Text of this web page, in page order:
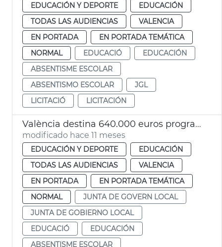
EDUCACIÓN Y DEPORTE
EDUCACIÓN
TODAS LAS AUDIENCIAS
VALENCIA
EN PORTADA
EN PORTADA TEMÁTICA
NORMAL
EDUCACIÓ
EDUCACIÓN
ABSENTISME ESCOLAR
ABSENTISMO ESCOLAR
JGL
LICITACIÓ
LICITACIÓN
València destina 640.000 euros programa contra absentismo escolar
modificado hace 11 meses
EDUCACIÓN Y DEPORTE
EDUCACIÓN
TODAS LAS AUDIENCIAS
VALENCIA
EN PORTADA
EN PORTADA TEMÁTICA
NORMAL
JUNTA DE GOVERN LOCAL
JUNTA DE GOBIERNO LOCAL
EDUCACIÓ
EDUCACIÓN
ABSENTISME ESCOLAR